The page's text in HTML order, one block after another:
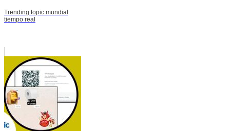
Trending topic mundial
tiempo real